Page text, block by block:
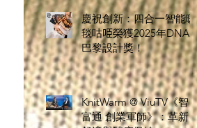
慶祝創新：四合一智能暖
毯咕𠱸榮獲2025年DNA
巴黎設計獎！
KnitWarm @ ViuTV《智
富通 創業軍師》：革新